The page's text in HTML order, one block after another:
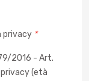
privacy *
2016 - Art.
(età